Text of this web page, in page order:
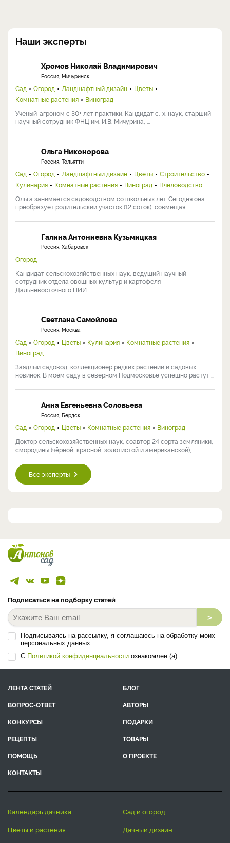
Наши эксперты
Хромов Николай Владимирович
Россия, Мичуринск
Сад Огород Ландшафтный дизайн
Цветы
Комнатные растения
Виноград
Ученый-агроном с 30+ лет практики. Кандидат с.-х. наук, старший
научный сотрудник ФНЦ им. И.В. Мичурина, ...
Ольга Никонорова
Россия, Тольятти
Сад Огород Ландшафтный дизайн Цветы
Строительство
Кулинария
Комнатные растения Виноград
Пчеловодство
Ольга занимается садоводством со школьных лет. Сегодня она
преобразует родительский участок (12 соток), совмещая ...
Галина Антониевна Кузьмицкая
Россия, Хабаровск
Огород
Кандидат сельскохозяйственных наук, ведущий научный
сотрудник отдела овощных культур и картофеля
Дальневосточного НИИ ...
Светлана Самойлова
Россия, Москва
Сад Огород Цветы Кулинария
Комнатные растения
Виноград
Заядлый садовод, коллекционер редких растений и садовых
новинок. В моем саду в северном Подмосковье успешно растут ...
Анна Евгеньевна Соловьева
Россия, Бердск
Сад Огород Цветы Комнатные растения
Виноград
Доктор сельскохозяйственных наук, соавтор 24 сорта земляники,
смородины (чёрной, красной, золотистой и американской), ...
Все эксперты
Подписаться на подборку статей
>
Подписываясь на рассылку, я соглашаюсь на обработку моих
персональных данных.
С Политикой конфиденциальности ознакомлен (а).
ЛЕНТА СТАТЕЙ
БЛОГ
ВОПРОС-ОТВЕТ
АВТОРЫ
КОНКУРСЫ
ПОДАРКИ
РЕЦЕПТЫ
ТОВАРЫ
ПОМОЩЬ
О ПРОЕКТЕ
КОНТАКТЫ
календарь дачника
сад и огород
цветы и растения
дачный дизайн